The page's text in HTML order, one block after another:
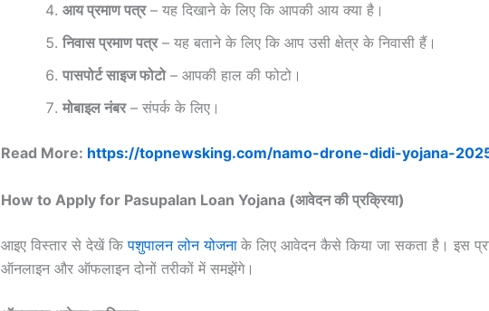
आय प्रमाण पत्र– यह दिखाने के लिए कि आपकी आय क्या है।
निवास प्रमाण पत्र– यह बताने के लिए कि आप उसी क्षेत्र के निवासी हैं।
पासपोर्ट साइज फोटो– आपकी हाल की फोटो।
मोबाइल नंबर– संपर्क के लिए।
Read More: https://topnewsking.com/namo-drone-didi-yojana-
How to Apply for Pasupalan Loan Yojana (आवेदन की प्रक्रिया)
आइए विस्तार से देखें किपशुपालन लोन योजना के लिए आवेदन कैसे किया जा सकता है। इस
ऑनलाइन और ऑफलाइन दोनों तरीकों में समझेंगे।